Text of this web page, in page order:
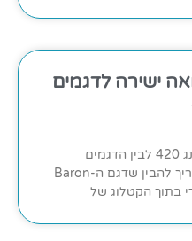
420: השוואה ישירה לדגמים
מי שמתלבט בין דגם ברויל קינג 420 לבין הדגמים
האחרים בטווח המחיר שלו, צריך להבין שדגם ה-Baron